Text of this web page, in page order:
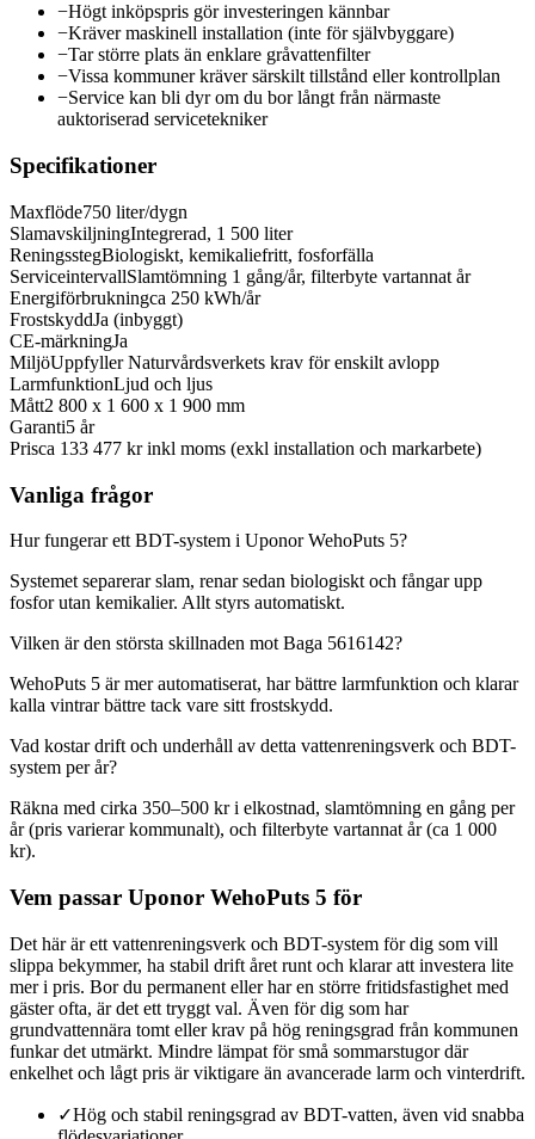
−Högt inköpspris gör investeringen kännbar
−Kräver maskinell installation (inte för självbyggare)
−Tar större plats än enklare gråvattenfilter
−Vissa kommuner kräver särskilt tillstånd eller kontrollplan
−Service kan bli dyr om du bor långt från närmaste
auktoriserad servicetekniker
Specifikationer
Maxflöde750 liter/dygn
SlamavskiljningIntegrerad, 1 500 liter
ReningsstegBiologiskt, kemikaliefritt, fosforfälla
ServiceintervallSlamtömning 1 gång/år, filterbyte vartannat år
Energiförbrukningca 250 kWh/år
FrostskyddJa (inbyggt)
CE-märkningJa
MiljöUppfyller Naturvårdsverkets krav för enskilt avlopp
LarmfunktionLjud och ljus
Mått2 800 x 1 600 x 1 900 mm
Garanti5 år
Prisca 133 477 kr inkl moms (exkl installation och markarbete)
Vanliga frågor
Hur fungerar ett BDT-system i Uponor WehoPuts 5?
Systemet separerar slam, renar sedan biologiskt och fångar upp
fosfor utan kemikalier. Allt styrs automatiskt.
Vilken är den största skillnaden mot Baga 5616142?
WehoPuts 5 är mer automatiserat, har bättre larmfunktion och klarar
kalla vintrar bättre tack vare sitt frostskydd.
Vad kostar drift och underhåll av detta vattenreningsverk och BDT-
system per år?
Räkna med cirka 350–500 kr i elkostnad, slamtömning en gång per
år (pris varierar kommunalt), och filterbyte vartannat år (ca 1 000
kr).
Vem passar Uponor WehoPuts 5 för
Det här är ett vattenreningsverk och BDT-system för dig som vill
slippa bekymmer, ha stabil drift året runt och klarar att investera lite
mer i pris. Bor du permanent eller har en större fritidsfastighet med
gäster ofta, är det ett tryggt val. Även för dig som har
grundvattennära tomt eller krav på hög reningsgrad från kommunen
funkar det utmärkt. Mindre lämpat för små sommarstugor där
enkelhet och lågt pris är viktigare än avancerade larm och vinterdrift.
✓Hög och stabil reningsgrad av BDT-vatten, även vid snabba